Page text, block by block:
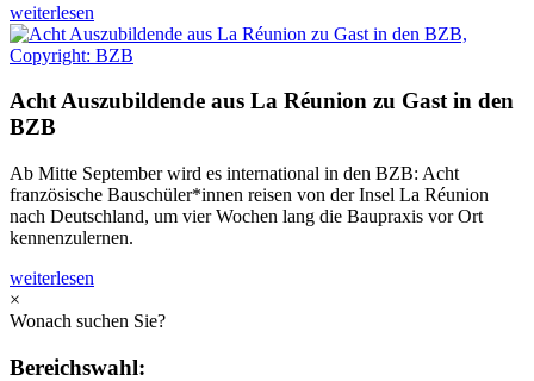
weiterlesen
Acht Auszubildende aus La Réunion zu Gast in den
BZB
Ab Mitte September wird es international in den BZB: Acht
französische Bauschüler*innen reisen von der Insel La Réunion
nach Deutschland, um vier Wochen lang die Baupraxis vor Ort
kennenzulernen.
weiterlesen
×
Wonach suchen Sie?
Bereichswahl: